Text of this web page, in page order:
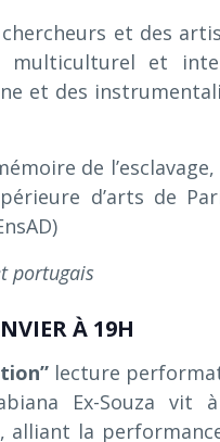
et des
multiculturel et
et des
de
d’arts de
portugais
À 19H
lecture
Ex-Souza vit
la